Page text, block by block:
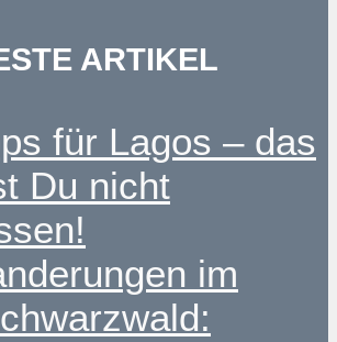
ARTIKEL
für Lagos – das
Du nicht
im